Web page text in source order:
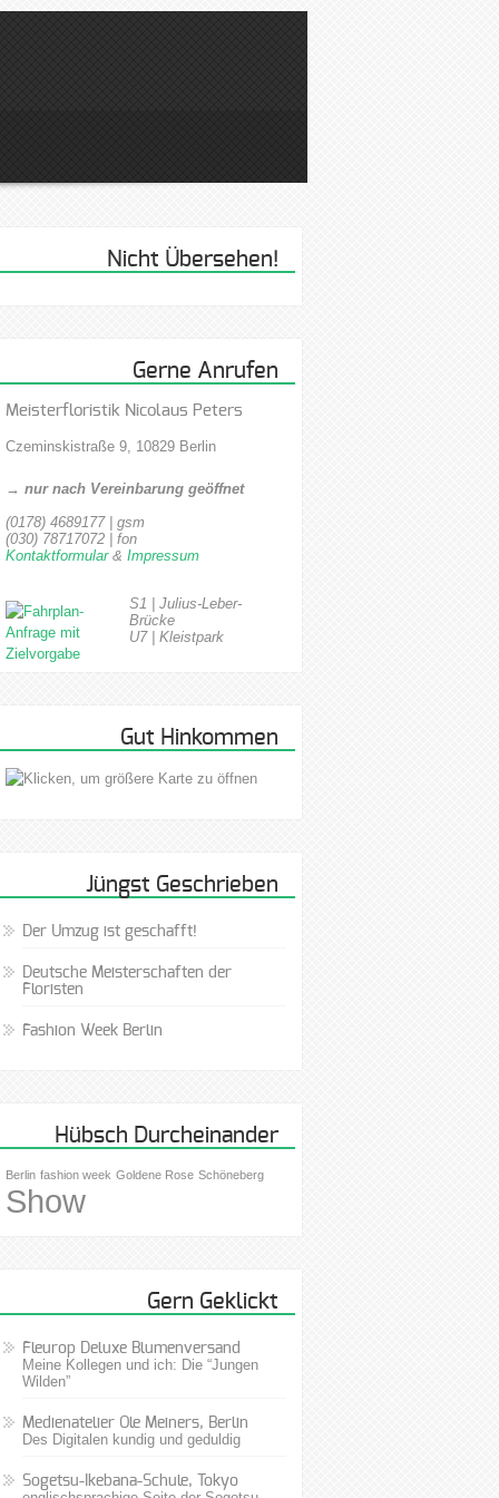
Nicht Übersehen!
Gerne Anrufen
Meisterfloristik Nicolaus Peters
Czeminskistraße 9, 10829 Berlin
→ nur nach Vereinbarung geöffnet
(0178) 4689177 | gsm
(030) 78717072 | fon
Kontaktformular& Impressum
S1 | Julius-Leber-
Brücke
U7 | Kleistpark
Gut Hinkommen
Jüngst Geschrieben
Der Umzug ist geschafft!
Deutsche Meisterschaften der
Floristen
Fashion Week Berlin
Hübsch Durcheinander
Berlin fashion week Goldene Rose Schöneberg
Show
Gern Geklickt
Fleurop Deluxe Blumenversand
Meine Kollegen und ich: Die “Jungen
Wilden”
Medienatelier Ole Meiners, Berlin
Des Digitalen kundig und geduldig
Sogetsu-Ikebana-Schule, Tokyo